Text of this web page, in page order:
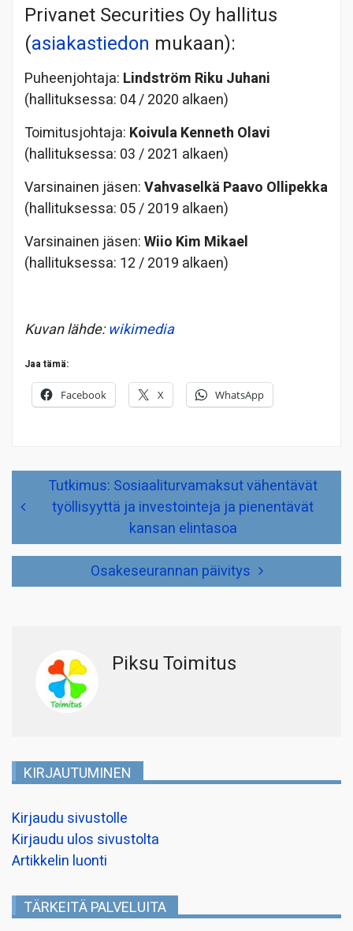
Privanet Securities Oy hallitus
(asiakastiedon mukaan):
Puheenjohtaja: Lindström Riku Juhani
(hallituksessa: 04 / 2020 alkaen)
Toimitusjohtaja: Koivula Kenneth Olavi
(hallituksessa: 03 / 2021 alkaen)
Varsinainen jäsen:Vahvaselkä Paavo Ollipekka
(hallituksessa: 05 / 2019 alkaen)
Varsinainen jäsen:Wiio Kim Mikael
(hallituksessa: 12 / 2019 alkaen)
Kuvan lähde:wikimedia
Jaa tämä:
Facebook X WhatsApp
ArtikkelienTutkimus: Sosiaaliturvamaksut vähentävät
työllisyyttä ja investointeja ja pienentävät
kansan elintasoa
Osakeseurannan päivitys
Piksu Toimitus
KIRJAUTUMINEN
Kirjaudu sivustolle
Kirjaudu ulos sivustolta
Artikkelin luonti
TÄRKEITÄ PALVELUITA